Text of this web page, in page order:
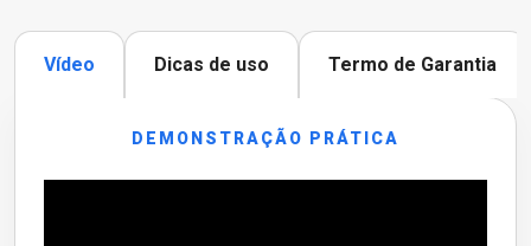
Vídeo Dicas de uso Termo de Garantia
DEMONSTRAÇÃO PRÁTICA